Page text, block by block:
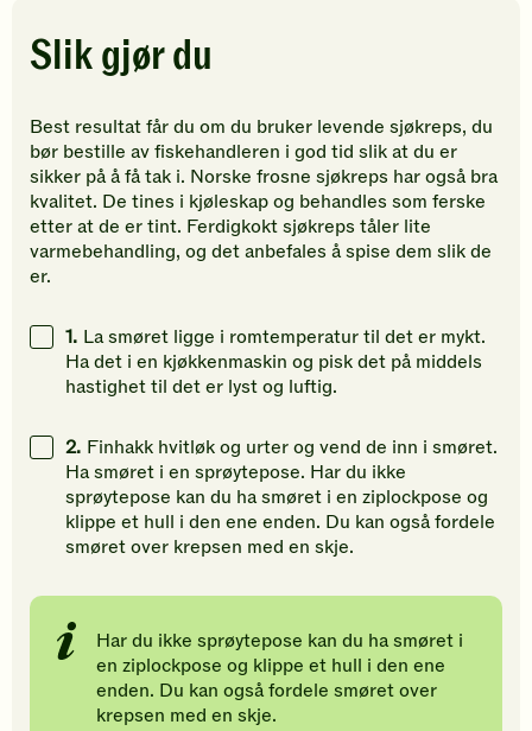
stjerner.
Klikk
å
gi
din
vurdering.
å
gi
din
vurdering.
gi
din
Slik gjør du
Best resultat får du om du bruker levende sjøkreps, du
bør bestille av fiskehandleren i god tid slik at du er
sikker på å få tak i. Norske frosne sjøkreps har også bra
kvalitet. De tines i kjøleskap og behandles som ferske
etter at de er tint. Ferdigkokt sjøkreps tåler lite
varmebehandling, og det anbefales å spise dem slik de
er.
1. La smøret ligge i romtemperatur til det er mykt.
Ha det i en kjøkkenmaskin og pisk det på middels
hastighet til det er lyst og luftig.
2. Finhakk hvitløk og urter og vend de inn i smøret.
Ha smøret i en sprøytepose. Har du ikke
sprøytepose kan du ha smøret i en ziplockpose og
klippe et hull i den ene enden. Du kan også fordele
smøret over krepsen med en skje.
Har du ikke sprøytepose kan du ha smøret i
en ziplockpose og klippe et hull i den ene
enden. Du kan også fordele smøret over
krepsen med en skje.